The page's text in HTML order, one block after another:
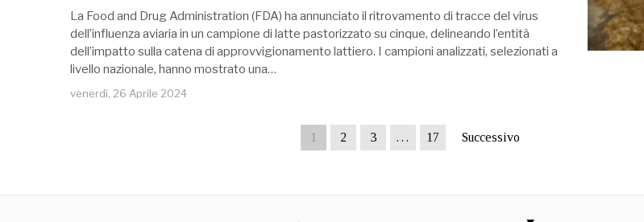
La Food and Drug Administration (FDA) ha annunciato il ritrovamento di tracce del virus
dell’influenza aviaria in un campione di latte pastorizzato su cinque, delineando l’entità
dell’impatto sulla catena di approvvigionamento lattiero. I campioni analizzati, selezionati a
livello nazionale, hanno mostrato una…
venerdì, 26 Aprile 2024
1 2 3 … 17 Successivo